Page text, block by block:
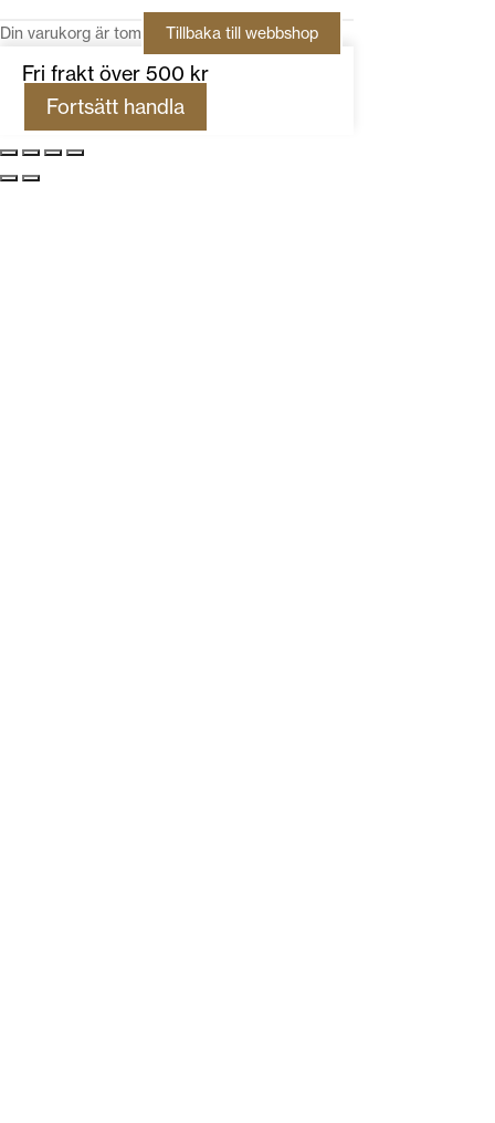
Din varukorg är tom Tillbaka till webbshop
Fri frakt över 500 kr
Fortsätt handla